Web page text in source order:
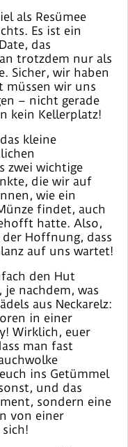
als Resümee
Es ist ein
das
trotzdem nur als
Sicher, wir haben
müssen wir uns
– nicht gerade
kein Kellerplatz!
kleine
zwei wichtige
die wir auf
wie ein
findet, auch
hatte. Also,
Hoffnung, dass
auf uns wartet!
den Hut
nachdem, was
aus Neckarelz:
in einer
Wirklich, euer
man fast
ins Getümmel
und das
sondern eine
von einer